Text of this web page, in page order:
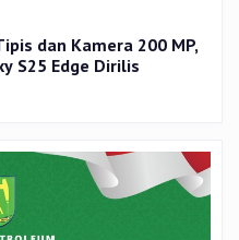
dan Kamera 200 MP,
S25 Edge Dirilis